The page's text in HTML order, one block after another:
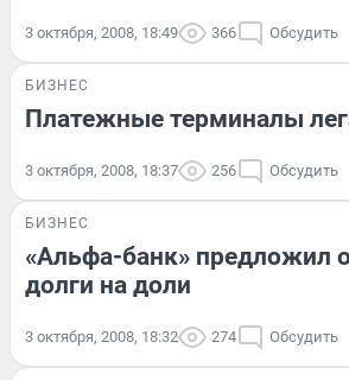
3 октября, 2008, 18:49 366 Обсудить
БИЗНЕС
Платежные терминалы
3 октября, 2008, 18:37 256 Обсудить
БИЗНЕС
«Альфа-банк» предложил
долги на доли
3 октября, 2008, 18:32 274 Обсудить